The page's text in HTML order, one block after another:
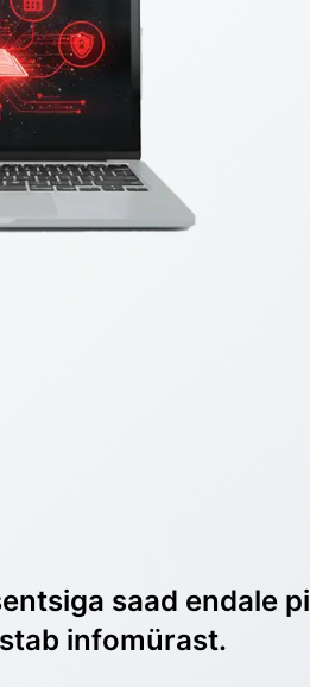
saad endale
infomürast.